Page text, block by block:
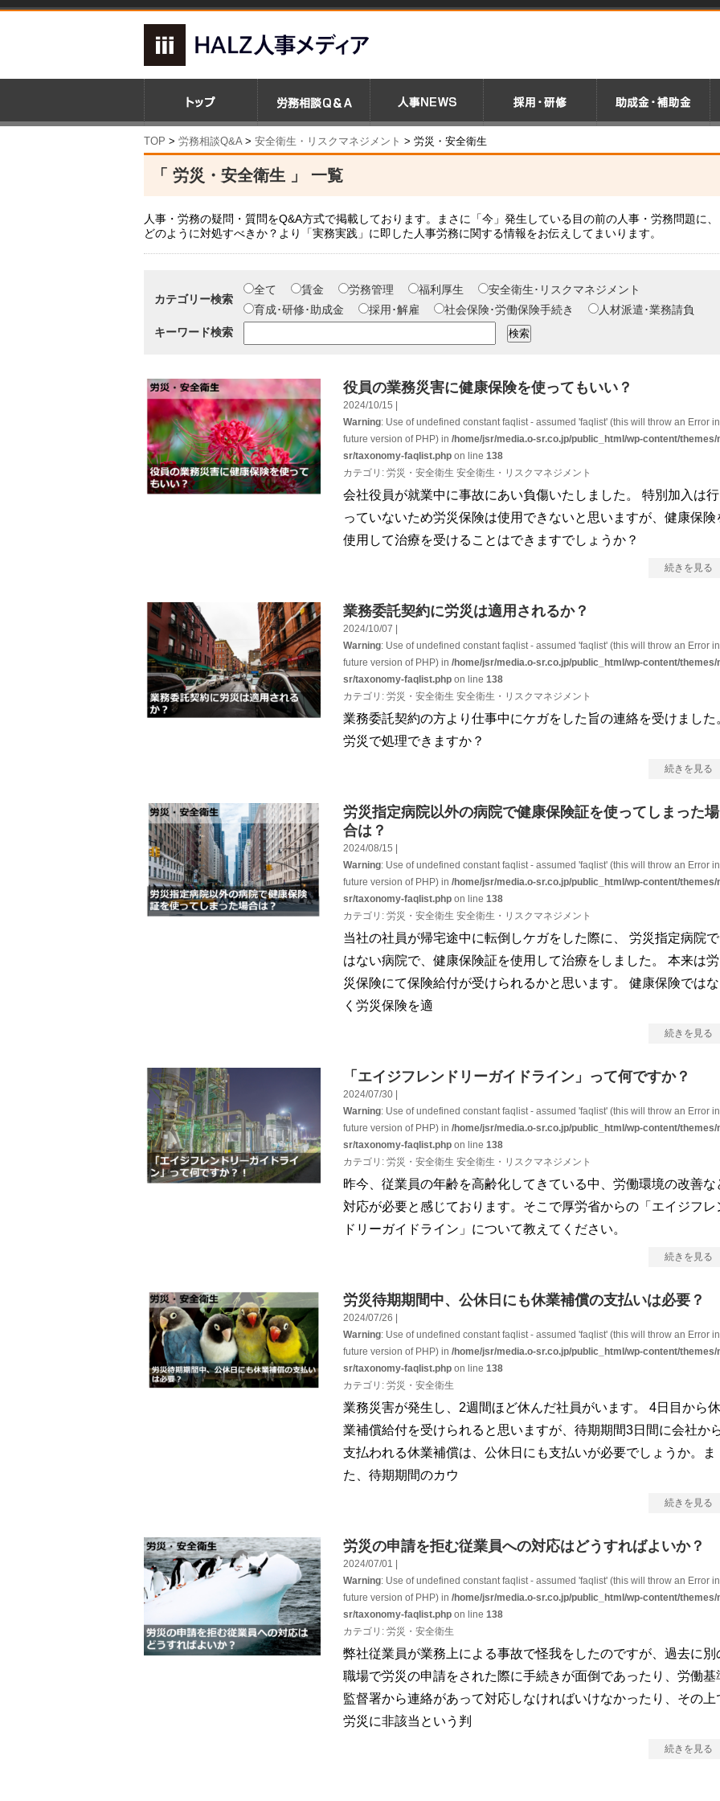
TOP > 労務相談Q&A> 安全衛生・リスクマネジメント > 労災・安全衛生
「 労災・安全衛生 」 一覧
人事・労務の疑問・質問をQ&A方式で掲載しております。まさに「今」発生している目の前の人事・労務問題に、
どのように対処すべきか？より「実務実践」に即した人事労務に関する情報をお伝えしてまいります。
カテゴリー検索
全て 賃金 労務管理 福利厚生
安全衛生･リスクマネジメント
育成･研修･助成金
採用･解雇 社会保険･労働保険手続き
人材派遣･業務請負
キーワード検索
役員の業務災害に健康保険を使ってもいい？
2024/10/15 |
Warning: Use of undefined constant faqlist - assumed 'faqlist' (this will throw an Error
future version of PHP) in /home/jsr/media.o-sr.co.jp/public_html/wp-content/themes/
sr/taxonomy-faqlist.php on line 138
カテゴリ: 労災・安全衛生 安全衛生・リスクマネジメント
会社役員が就業中に事故にあい負傷いたしました。 特別加入は行
っていないため労災保険は使用できないと思いますが、健康保険
使用して治療を受けることはできますでしょうか？
続きを見る
業務委託契約に労災は適用されるか？
2024/10/07 |
Warning: Use of undefined constant faqlist - assumed 'faqlist' (this will throw an Error
future version of PHP) in /home/jsr/media.o-sr.co.jp/public_html/wp-content/themes/
sr/taxonomy-faqlist.php on line 138
カテゴリ: 労災・安全衛生 安全衛生・リスクマネジメント
業務委託契約の方より仕事中にケガをした旨の連絡を受けました
労災で処理できますか？
続きを見る
労災指定病院以外の病院で健康保険証を使ってしまった場
合は？
2024/08/15 |
Warning: Use of undefined constant faqlist - assumed 'faqlist' (this will throw an Error
future version of PHP) in /home/jsr/media.o-sr.co.jp/public_html/wp-content/themes/
sr/taxonomy-faqlist.php on line 138
カテゴリ: 労災・安全衛生 安全衛生・リスクマネジメント
当社の社員が帰宅途中に転倒しケガをした際に、 労災指定病院で
はない病院で、健康保険証を使用して治療をしました。 本来は労
災保険にて保険給付が受けられるかと思います。 健康保険ではな
く労災保険を適
続きを見る
「エイジフレンドリーガイドライン」って何ですか？
2024/07/30 |
Warning: Use of undefined constant faqlist - assumed 'faqlist' (this will throw an Error
future version of PHP) in /home/jsr/media.o-sr.co.jp/public_html/wp-content/themes/
sr/taxonomy-faqlist.php on line 138
カテゴリ: 労災・安全衛生 安全衛生・リスクマネジメント
昨今、従業員の年齢を高齢化してきている中、労働環境の改善な
対応が必要と感じております。そこで厚労省からの「エイジフレ
ドリーガイドライン」について教えてください。
続きを見る
労災待期期間中、公休日にも休業補償の支払いは必要？
2024/07/26 |
Warning: Use of undefined constant faqlist - assumed 'faqlist' (this will throw an Error
future version of PHP) in /home/jsr/media.o-sr.co.jp/public_html/wp-content/themes/
sr/taxonomy-faqlist.php on line 138
カテゴリ: 労災・安全衛生
業務災害が発生し、2週間ほど休んだ社員がいます。 4日目から休
業補償給付を受けられると思いますが、待期期間3日間に会社か
支払われる休業補償は、公休日にも支払いが必要でしょうか。ま
た、待期期間のカウ
続きを見る
労災の申請を拒む従業員への対応はどうすればよいか？
2024/07/01 |
Warning: Use of undefined constant faqlist - assumed 'faqlist' (this will throw an Error
future version of PHP) in /home/jsr/media.o-sr.co.jp/public_html/wp-content/themes/
sr/taxonomy-faqlist.php on line 138
カテゴリ: 労災・安全衛生
弊社従業員が業務上による事故で怪我をしたのですが、過去に別
職場で労災の申請をされた際に手続きが面倒であったり、労働基
監督署から連絡があって対応しなければいけなかったり、その上
労災に非該当という判
続きを見る